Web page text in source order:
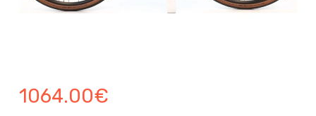
1064.00€